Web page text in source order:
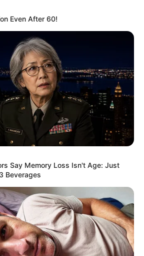
Even After 60!
Say Memory Loss Isn't Age: Just
Beverages